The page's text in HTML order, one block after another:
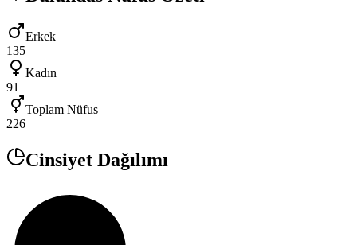
Erkek
135
Kadın
91
Toplam Nüfus
226
Cinsiyet Dağılımı